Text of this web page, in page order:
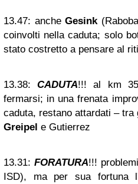
13.47: ancheGesink
coinvolti nella caduta; solo
stato costretto a pensare al
13.38: CADUTA!!! al km
fermarsi; in una frenata
caduta, restano attardati –
Greipel e Gutierrez
13.31: FORATURA!!!
ISD), ma per sua fortuna